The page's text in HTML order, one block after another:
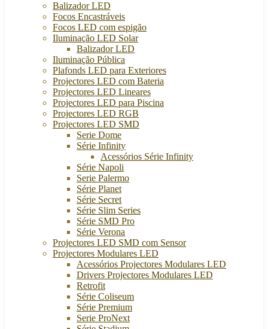
Balizador LED
Focos Encastráveis
Focos LED com espigão
Iluminação LED Solar
Balizador LED
Iluminação Pública
Plafonds LED para Exteriores
Projectores LED com Bateria
Projectores LED Lineares
Projectores LED para Piscina
Projectores LED RGB
Projectores LED SMD
Serie Dome
Série Infinity
Acessórios Série Infinity
Série Napoli
Serie Palermo
Série Planet
Série Secret
Série Slim Series
Série SMD Pro
Série Verona
Projectores LED SMD com Sensor
Projectores Modulares LED
Acessórios Projectores Modulares LED
Drivers Projectores Modulares LED
Retrofit
Série Coliseum
Série Premium
Serie ProNext